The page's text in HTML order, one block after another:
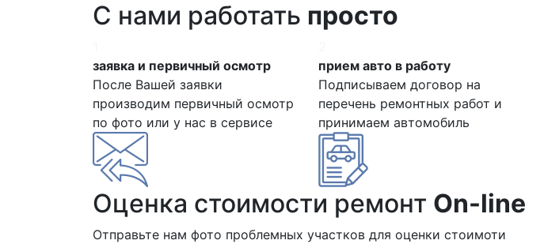
С нами работать просто
заявка и первичный осмотр
После Вашей заявки
производим первичный осмотр
по фото или у нас в сервисе
прием авто в работу
Подписываем договор на
перечень ремонтных работ и
принимаем автомобиль
Оценка стоимости ремонт On-line
Отправьте нам фото проблемных участков для оценки стоимоти